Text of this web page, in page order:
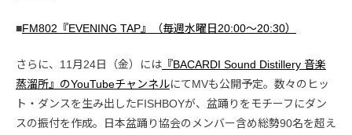
■FM802『EVENING TAP』（毎週水曜日20:00～20:30）
さらに、11月24日（金）には 『BACARDI Sound Distillery 音楽
蒸溜所』のYouTubeチャンネルにてMVも公開予定。数々のヒッ
ト・ダンスを生み出したFISHBOYが、盆踊りをモチーフにダン
スの振付を作成。日本盆踊り協会のメンバー含め総勢90名を超え